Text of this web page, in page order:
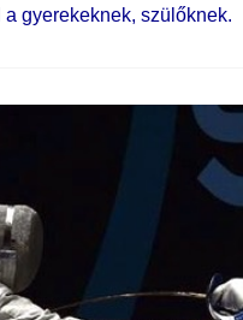
a gyerekeknek, szülőknek.